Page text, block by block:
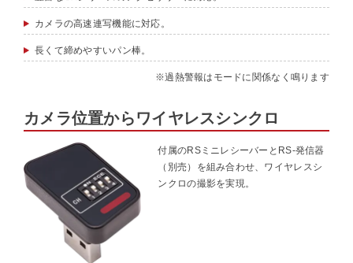
カメラの高速連写機能に対応。
長くて締めやすいパン棒。
※過熱警報はモードに関係なく鳴ります
カメラ位置からワイヤレスシンクロ
付属のRSミニレシーバーとRS-発信器
（別売）を組み合わせ、ワイヤレスシ
ンクロの撮影を実現。